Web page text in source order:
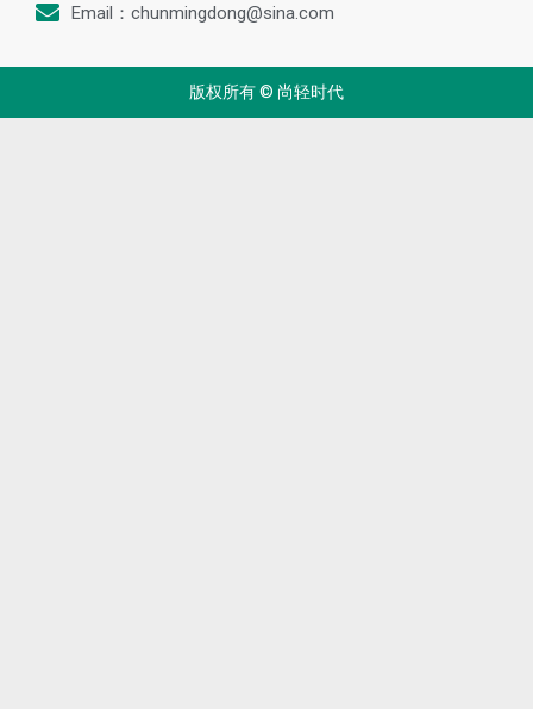
Email：chunmingdong@sina.com
版权所有 © 尚轻时代